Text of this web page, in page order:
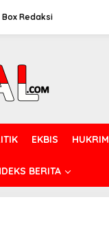
Box Redaksi
EKBIS HUKRIM
BERITA